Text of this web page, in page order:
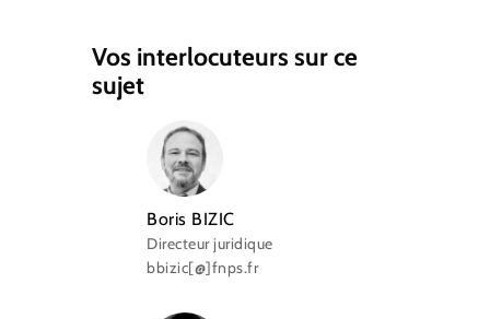
Vos interlocuteurs sur ce
sujet
Boris BIZIC
Directeur juridique
bbizic[@]fnps.fr